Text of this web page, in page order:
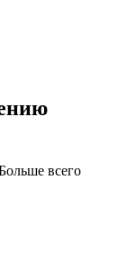
всего